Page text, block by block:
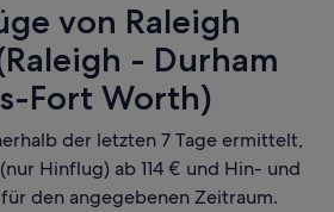
von Raleigh
- Durham
Fort Worth)
der letzten 7 Tage ermittelt,
Hinflug) ab 114 € und Hin- und
den angegebenen Zeitraum.